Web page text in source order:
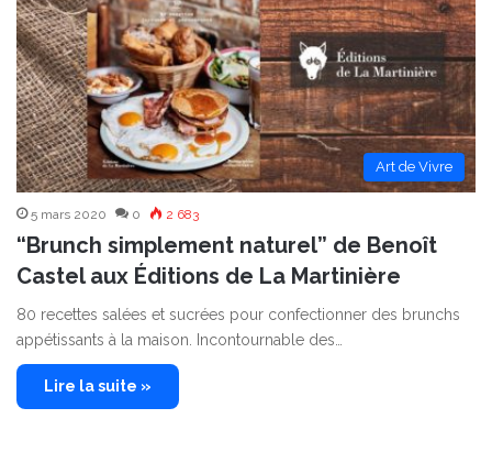
Art de Vivre
5 mars 2020 0 2 683
“Brunch simplement naturel” de Benoît
Castel aux Éditions de La Martinière
80 recettes salées et sucrées pour confectionner des brunchs
appétissants à la maison. Incontournable des…
Lire la suite »